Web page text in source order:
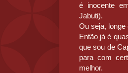
é inocente
Jabuti).
Ou seja,
Então já é
que sou de
para com
melhor.